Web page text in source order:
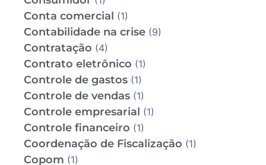
Conta comercial (1)
Contabilidade na crise (9)
Contratação (4)
Contrato eletrônico (1)
Controle de gastos (1)
Controle de vendas (1)
Controle empresarial (1)
Controle financeiro (1)
Coordenação de Fiscalização (1)
Copom (1)